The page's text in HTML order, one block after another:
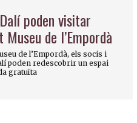
poden visitar
de l’Empordà
de l’Empordà, els socis i
poden redescobrir un espai
gratuïta